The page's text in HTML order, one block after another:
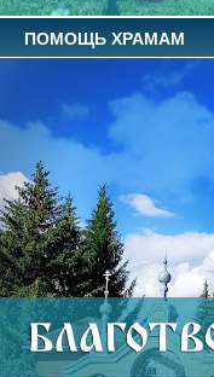
ПОМОЩЬ ХРАМАМ